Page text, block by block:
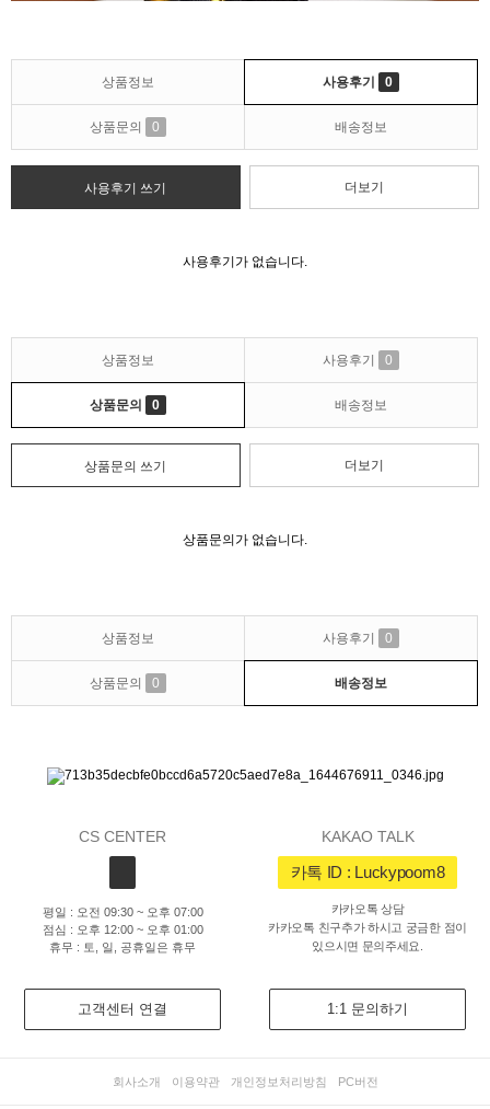
상품정보 사용후기 0
상품문의 0 배송정보
사용후기 쓰기 더보기
사용후기가 없습니다.
상품정보 사용후기 0
상품문의 0 배송정보
상품문의 쓰기 더보기
상품문의가 없습니다.
상품정보 사용후기 0
상품문의 0 배송정보
CS CENTER
평일 : 오전 09:30 ~ 오후 07:00
점심 : 오후 12:00 ~ 오후 01:00
휴무 : 토, 일, 공휴일은 휴무
KAKAO TALK
카톡 ID : Luckypoom8
카카오톡 상담
카카오톡 친구추가 하시고 궁금한 점이
있으시면 문의주세요.
고객센터 연결 1:1 문의하기
회사소개 이용약관 개인정보처리방침 PC버전